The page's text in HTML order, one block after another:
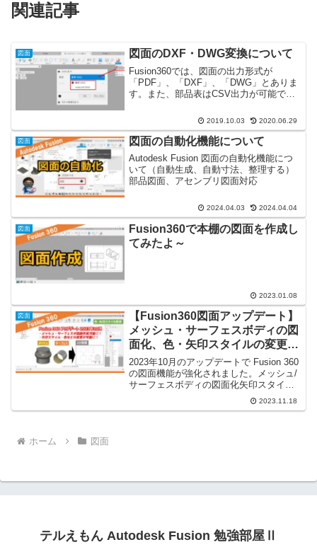
関連記事
図面 図面のDXF・DWG変換について
Fusion360では、図面の出力形式が
「PDF」、「DXF」、「DWG」とありま
す。また、部品表はCSV出力が可能で
「AutoCAD DWG 」との2種類あります。
Fusion360の図面データを無料の...
2019.10.03 2020.06.29
図面 図面の自動化機能について
Autodesk Fusion 図面の自動化機能につ
いて（自動生成、自動寸法、整理する）
部品図面、アセンブリ図面対応
2024.04.03 2024.04.04
図面
Fusion360で本棚の図面を作成し
てみたよ～
2023.01.08
図面
【Fusion360図面アップデート】
メッシュ・サーフェスボディの図
面化、色・矢印スタイルの変更な
ど（2023年10月）
2023年10月のアップデートで Fusion 360
の図面機能が強化されました。メッシュ/
サーフェスボディの図面化矢印スタイ
ル、色の変更などが可能になっていま
2023.11.18
ホーム 図面
テルえもん Autodesk Fusion 勉強部屋Ⅱ